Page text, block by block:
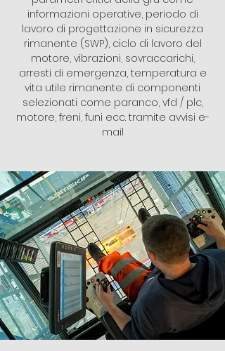
informazioni operative, periodo di
lavoro di progettazione in sicurezza
rimanente (SWP), ciclo di lavoro del
motore, vibrazioni, sovraccarichi,
arresti di emergenza, temperatura e
vita utile rimanente di componenti
selezionati come paranco, vfd / plc,
motore, freni, funi ecc. tramite avvisi e-
mail